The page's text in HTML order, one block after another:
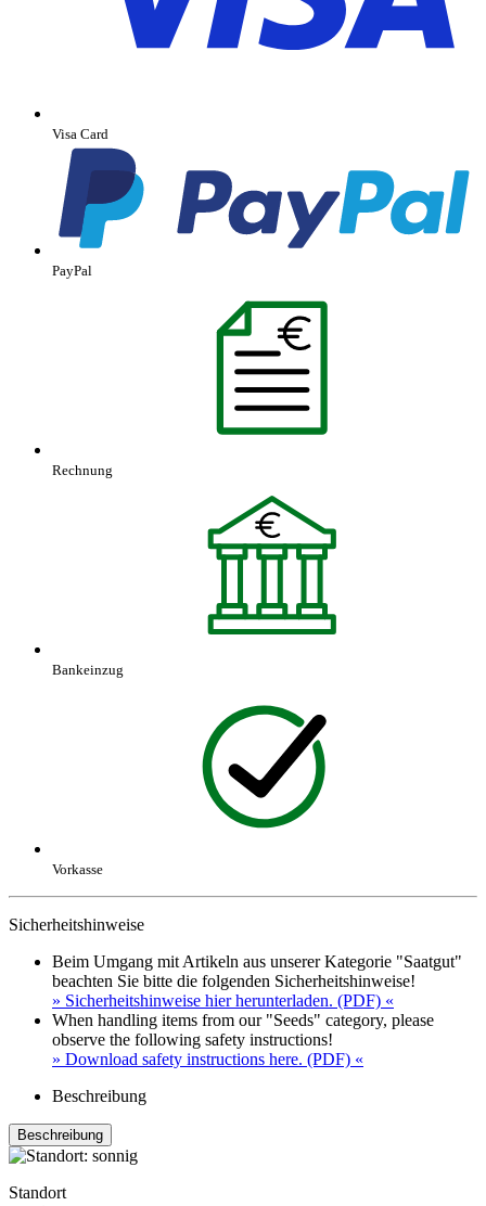
Visa Card
PayPal
Rechnung
Bankeinzug
Vorkasse
Sicherheitshinweise
Beim Umgang mit Artikeln aus unserer Kategorie "Saatgut"
beachten Sie bitte die folgenden Sicherheitshinweise!
» Sicherheitshinweise hier herunterladen. (PDF) «
When handling items from our "Seeds" category, please
observe the following safety instructions!
» Download safety instructions here. (PDF) «
Beschreibung
Beschreibung
Standort